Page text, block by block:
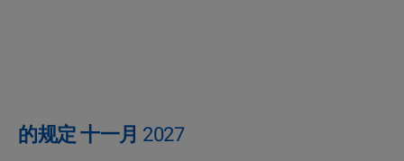
的规定 十一月 2027